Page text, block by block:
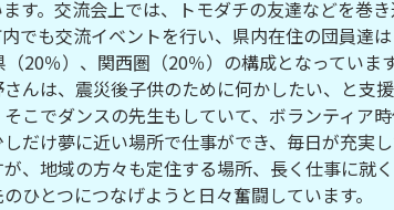
す。交流会上では、トモダチの友達などを巻
でも交流イベントを行い、県内在住の団員達
20％）、関西圏（20％）の構成となっています
んは、震災後子供のために何かしたい、と支
こでダンスの先生もしていて、ボランティア
だけ夢に近い場所で仕事ができ、毎日が充実
、地域の方々も定住する場所、長く仕事に就
ひとつにつなげようと日々奮闘しています。